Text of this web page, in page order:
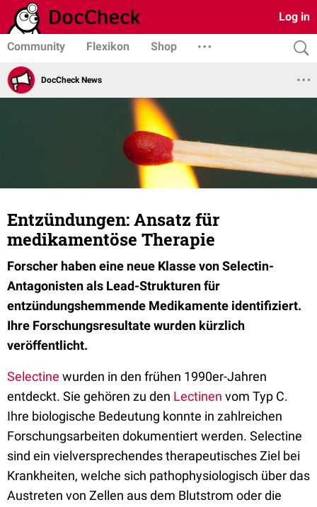
Log in
Community Flexikon Shop
DocCheck News
Entzündungen: Ansatz für
medikamentöse Therapie
Forscher haben eine neue Klasse von Selectin-
Antagonisten als Lead-Strukturen für
entzündungshemmende Medikamente identifiziert.
Ihre Forschungsresultate wurden kürzlich
veröffentlicht.
Selectine wurden in den frühen 1990er-Jahren
entdeckt. Sie gehören zu den Lectinen vom Typ C.
Ihre biologische Bedeutung konnte in zahlreichen
Forschungsarbeiten dokumentiert werden. Selectine
sind ein vielversprechendes therapeutisches Ziel bei
Krankheiten, welche sich pathophysiologisch über das
Austreten von Zellen aus dem Blutstrom oder die